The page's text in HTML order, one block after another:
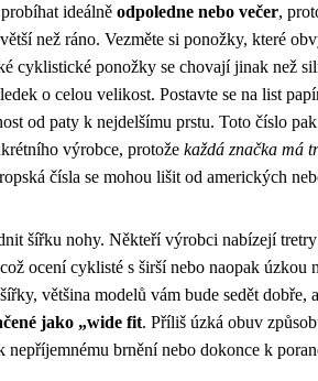
ideálně odpoledne nebo večer,
než ráno. Vezměte si ponožky, které
cyklistické ponožky se chovají jinak než
o celou velikost. Postavte se na list
od paty k nejdelšímu prstu. Toto číslo
výrobce, protože každá značka má
čísla se mohou lišit od amerických
šířku nohy. Někteří výrobci nabízejí
ocení cyklisté s širší nebo naopak úzkou
většina modelů vám bude sedět dobře,
jako „wide fit. Příliš úzká obuv
nepříjemnému brnění nebo dokonce k